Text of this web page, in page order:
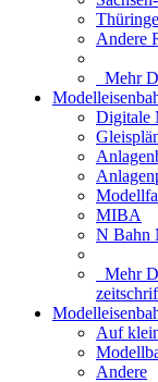
Andere
Mehr
Digitale
MIBA
N Bahn
Mehr
Auf
Andere